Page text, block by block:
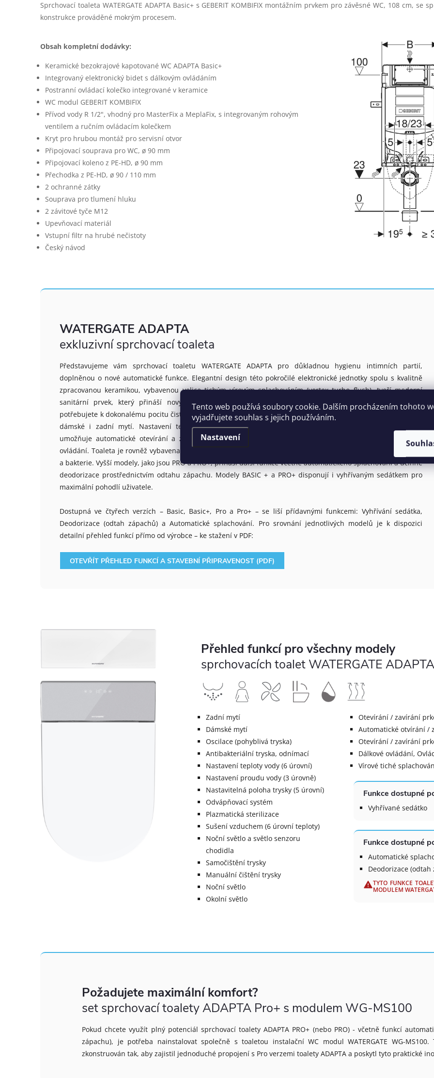
Tento web používá soubory cookie. Dalším procházením tohoto
vyjadřujete souhlas s jejich používáním.
Nastavení
Sprchovací toaleta WATERGATE ADAPTA Basic+ s GEBERIT KOMBIFIX montážním prvkem pro závěsné WC, 108 cm,
konstrukce prováděné mokrým procesem.
Obsah kompletní dodávky:
Keramické bezokrajové kapotované WC ADAPTA Basic+
Integrovaný elektronický bidet s dálkovým ovládáním
Postranní ovládací kolečko integrované v keramice
WC modul GEBERIT KOMBIFIX
Přívod vody R 1/2", vhodný pro MasterFix a MeplaFix, s integrovaným rohovým
ventilem a ručním ovládacím kolečkem
Kryt pro hrubou montáž pro servisní otvor
Připojovací souprava pro WC, ø 90 mm
Připojovací koleno z PE-HD, ø 90 mm
Přechodka z PE-HD, ø 90 / 110 mm
2 ochranné zátky
Souprava pro tlumení hluku
2 závitové tyče M12
Upevňovací materiál
Vstupní filtr na hrubé nečistoty
Český návod
WATERGATE ADAPTA
exkluzivní sprchovací toaleta
Představujeme vám sprchovací toaletu WATERGATE ADAPTA pro důkladnou hygienu intimních partií,
doplněnou o nové automatické funkce. Elegantní design této pokročilé elektronické jednotky spolu s kvalitně
zpracovanou keramikou, vybavenou velice tichým vírovým splachováním (vortex turbo flush), tvoří moderní
sanitární prvek, který přináší nový nepoznaný zážitek při každodenní hygieně. ADAPTA nabízí vše co
potřebujete k dokonalému pocitu čistoty a komfortu. Pozičně nastavitelná oscilační antibakteriální tryska zajistí
dámské i zadní mytí. Nastavení teploty vody, intenzity vodního proudu a automatické sušení. ADAPTA
umožňuje automatické otevírání a zavírání víka i sedátka za použití pohybových senzorů nebo dálkového
ovládání. Toaleta je rovněž vybavena plazmatickou sterilizací, která zaručuje dokonalou čistotu, eliminující viry
a bakterie. Vyšší modely, jako jsou PRO a PRO+, přináší další funkce včetně automatického splachování a účinné
deodorizace prostřednictvím odtahu zápachu. Modely BASIC + a PRO+ disponují i vyhřívaným sedátkem pro
maximální pohodlí uživatele.
Dostupná ve čtyřech verzích – Basic, Basic+, Pro a Pro+ – se liší přídavnými funkcemi: Vyhřívání sedátka,
Deodorizace (odtah zápachů) a Automatické splachování. Pro srovnání jednotlivých modelů je k dispozici
detailní přehled funkcí přímo od výrobce – ke stažení v PDF:
OTEVŘÍT PŘEHLED FUNKCÍ A STAVEBNÍ PŘIPRAVENOST (PDF)
Přehled funkcí pro všechny modely
sprchovacích toalet WATERGATE ADAPTA
Zadní mytí
Dámské mytí
Oscilace (pohyblivá tryska)
Antibakteriální tryska, odnímací
Nastavení teploty vody (6 úrovní)
Nastavení proudu vody (3 úrovně)
Nastavitelná poloha trysky (5 úrovní)
Odvápňovací systém
Plazmatická sterilizace
Sušení vzduchem (6 úrovní teploty)
Noční světlo a světlo senzoru
chodidla
Samočištění trysky
Manuální čištění trysky
Noční světlo
Okolní světlo
Otevírání / zavírání
Automatické otvírání /
Otevírání / zavírání
Dálkové ovládání,
Vírové tiché
Funkce dostupné
Vyhřívané sedátko
Funkce dostupné
Automatické
Deodorizace (odtah
TYTO FUNKCE
MODULEM
Požadujete maximální komfort?
set sprchovací toalety ADAPTA Pro+ s modulem WG-MS100
Pokud chcete využít plný potenciál sprchovací toalety ADAPTA PRO+ (nebo PRO) - včetně funkcí
zápachu), je potřeba nainstalovat společně s toaletou instalační WC modul WATERGATE WG-
zkonstruován tak, aby zajistil jednoduché propojení s Pro verzemi toalety ADAPTA a poskytl tyto praktické